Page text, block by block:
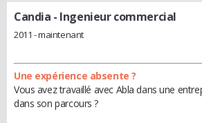
Candia - Ingenieur commercial
2011 - maintenant
Une expérience absente ?
Vous avez travaillé avec Abla dans une
dans son parcours ?